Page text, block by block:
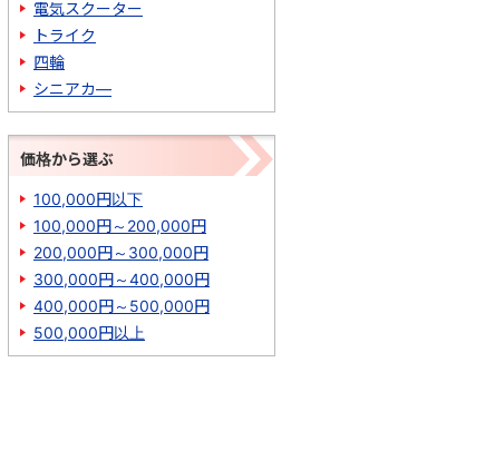
電気スクーター
トライク
四輪
シニアカ―
価格から選ぶ
100,000円以下
100,000円～200,000円
200,000円～300,000円
300,000円～400,000円
400,000円～500,000円
500,000円以上